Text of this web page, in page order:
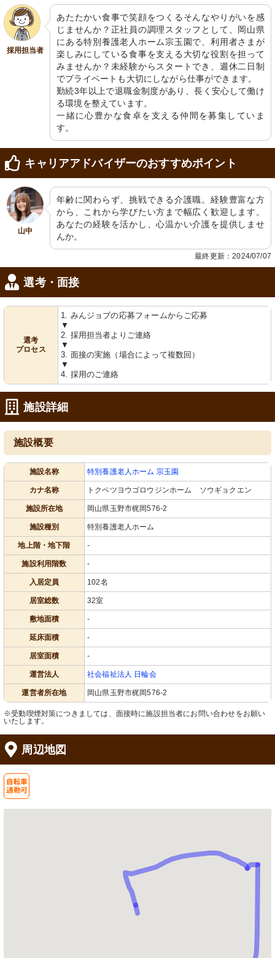
採用担当者
あたたかい食事で笑顔をつくるそんなやりがいを感
じませんか？正社員の調理スタッフとして、岡山県
にある特別養護老人ホーム宗玉園で、利用者さまが
楽しみにしている食事を支える大切な役割を担って
みませんか？未経験からスタートでき、週休二日制
でプライベートも大切にしながら仕事ができます。
勤続3年以上で退職金制度があり、長く安心して働け
る環境を整えています。
一緒に心豊かな食卓を支える仲間を募集していま
す。
キャリアアドバイザーのおすすめポイント
山中
年齢に関わらず、挑戦できる介護職。経験豊富な方
から、これから学びたい方まで幅広く歓迎します。
あなたの経験を活かし、心温かい介護を提供しませ
んか。
最終更新：2024/07/07
選考・面接
選考
プロセス
1. みんジョブの応募フォームからご応募
▼
2. 採用担当者よりご連絡
▼
3. 面接の実施（場合によって複数回）
▼
4. 採用のご連絡
施設詳細
施設概要
施設名称 特別養護老人ホーム 宗玉園
カナ名称 トクベツヨウゴロウジンホーム ソウギョクエン
施設所在地 岡山県玉野市梶岡576-2
施設種別 特別養護老人ホーム
地上階・地下階 -
施設利用階数 -
入居定員 102名
居室総数 32室
敷地面積 -
延床面積 -
居室面積 -
運営法人 社会福祉法人 日輪会
運営者所在地 岡山県玉野市梶岡576-2
※受動喫煙対策につきましては、面接時に施設担当者にお問い合わせをお願い
いたします。
周辺地図